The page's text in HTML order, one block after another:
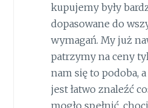
kupujemy były
dopasowane do
wymagań. My już
patrzymy na ceny
nam się to podoba,
jest łatwo znaleźć
mogło spełnić,